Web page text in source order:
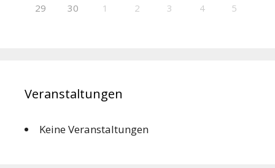
29 30 1 2 3 4 5
Veranstaltungen
Keine Veranstaltungen